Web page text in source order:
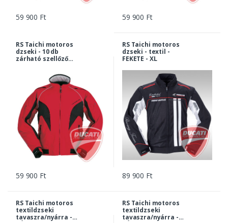
59 900 Ft 59 900 Ft
RS Taichi motoros
dzseki - 10 db
zárható szellőző
59 900 Ft
RS Taichi motoros
dzseki - textil -
FEKETE - XL
89 900 Ft
RS Taichi motoros
textildzseki
tavaszra/nyárra -
RS Taichi motoros
textildzseki
tavaszra/nyárra -